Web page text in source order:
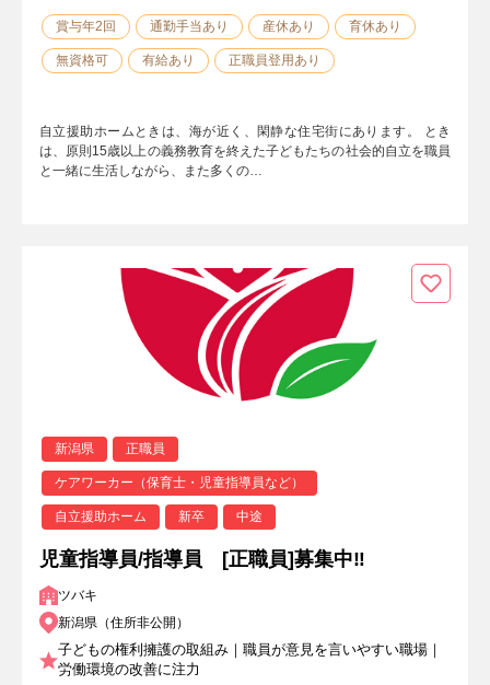
賞与年2回 通勤手当あり 産休あり 育休あり
無資格可 有給あり 正職員登用あり
自立援助ホームときは、海が近く、閑静な住宅街にあります。 とき
は、原則15歳以上の義務教育を終えた子どもたちの社会的自立を職員
と一緒に生活しながら、また多くの…
新潟県 正職員
ケアワーカー（保育士・児童指導員など）
自立援助ホーム 新卒 中途
児童指導員/指導員 [正職員]募集中‼
ツバキ
新潟県（住所非公開）
子どもの権利擁護の取組み｜職員が意見を言いやすい職場｜
労働環境の改善に注力